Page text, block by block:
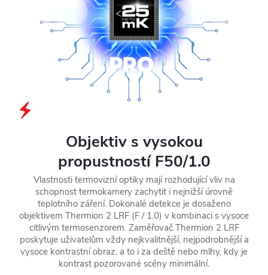
Objektiv s vysokou
propustností F50/1.0
Vlastnosti termovizní optiky mají rozhodující vliv na
schopnost termokamery zachytit i nejnižší úrovně
teplotního záření. Dokonalé detekce je dosaženo
objektivem Thermion 2 LRF (F / 1.0) v kombinaci s vysoce
citlivým termosenzorem. Zaměřovač Thermion 2 LRF
poskytuje uživatelům vždy nejkvalitnější, nejpodrobnější a
vysoce kontrastní obraz, a to i za deště nebo mlhy, kdy je
kontrast pozorované scény minimální.